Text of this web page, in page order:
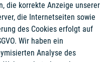
die korrekte Anzeige unserer
die Internetseiten sowie
des Cookies erfolgt auf
Wir haben ein
Analyse des